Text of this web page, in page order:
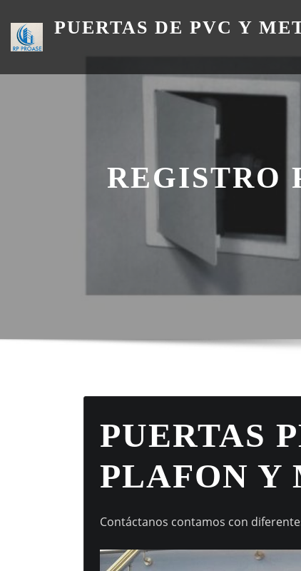
content
PUERTAS DE PVC Y
REGISTRO
PUERTAS
PLAFON Y
Contáctanos contamos con